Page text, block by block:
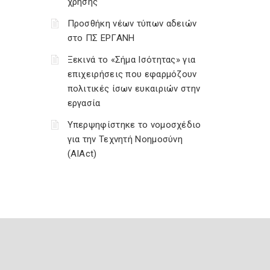
Προσθήκη νέων τύπων αδειών
στο ΠΣ ΕΡΓΑΝΗ
Ξεκινά το «Σήμα Ισότητας» για
επιχειρήσεις που εφαρμόζουν
πολιτικές ίσων ευκαιριών στην
εργασία
Υπερψηφίστηκε το νομοσχέδιο
για την Τεχνητή Νοημοσύνη
(AIAct)